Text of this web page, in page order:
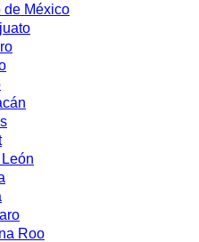
de México
Roo